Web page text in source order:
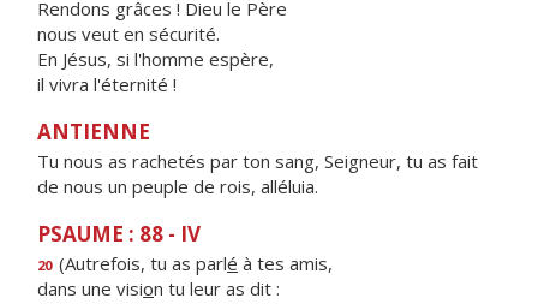
Rendons grâces ! Dieu le Père
nous veut en sécurité.
En Jésus, si l'homme espère,
il vivra l'éternité !
ANTIENNE
Tu nous as rachetés par ton sang, Seigneur, tu as fait
de nous un peuple de rois, alléluia.
PSAUME : 88 - IV
20 (Autrefois, tu as parlé à tes amis,
dans une vision tu leur as dit :